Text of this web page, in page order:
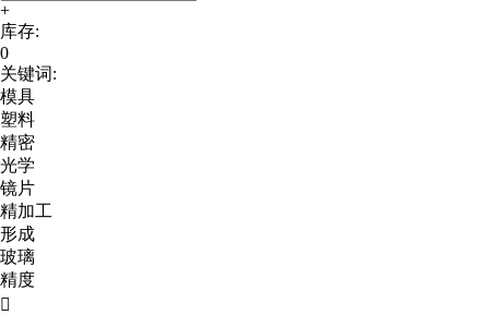
+
库存:
0
关键词:
模具
塑料
精密
光学
镜片
精加工
形成
玻璃
精度
